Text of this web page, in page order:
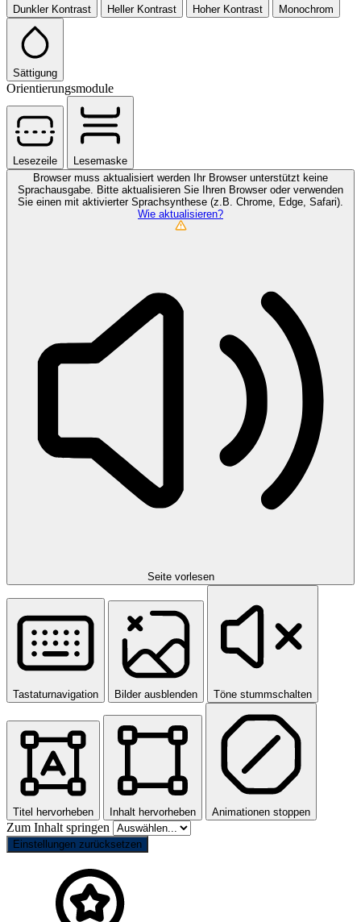
Dunkler Kontrast Heller Kontrast Hoher Kontrast Monochrom
Sättigung
Orientierungsmodule
Lesezeile
Lesemaske
Browser muss aktualisiert werden
Ihr Browser unterstützt keine
Sprachausgabe. Bitte aktualisieren Sie Ihren Browser oder verwenden
Sie einen mit aktivierter Sprachsynthese (z.B. Chrome, Edge, Safari).
Wie aktualisieren?
Seite vorlesen
Tastaturnavigation Bilder ausblenden Töne stummschalten
Titel hervorheben Inhalt hervorheben Animationen stoppen
Zum Inhalt springen
Einstellungen zurücksetzen